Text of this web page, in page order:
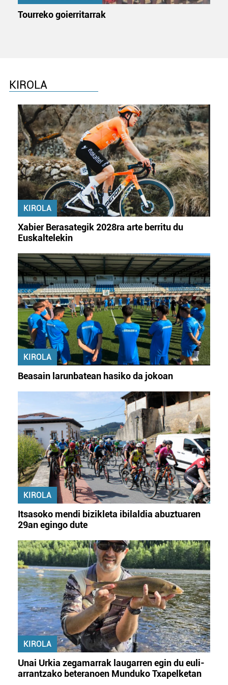
Tourreko goierritarrak
KIROLA
KIROLA
Xabier Berasategik 2028ra arte berritu du
Euskaltelekin
KIROLA
Beasain larunbatean hasiko da jokoan
KIROLA
Itsasoko mendi bizikleta ibilaldia abuztuaren
29an egingo dute
KIROLA
Unai Urkia zegamarrak laugarren egin du euli-
arrantzako beteranoen Munduko Txapelketan